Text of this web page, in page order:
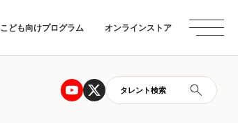
こども向けプログラム オンラインストア
タレント検索